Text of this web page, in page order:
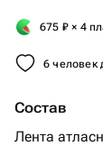
675 ₽ × 4
6 человек
Состав
Лента